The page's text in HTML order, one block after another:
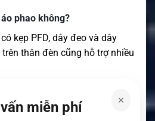
phao không?
kẹp PFD, dây đeo và dây
thân đèn cũng hỗ trợ nhiều
nghiệm trong 24 giờ ở độ sâu
miễn phí